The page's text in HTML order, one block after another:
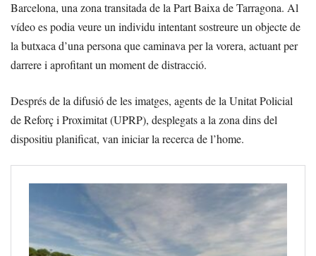
Barcelona, una zona transitada de la Part Baixa de Tarragona. Al
vídeo es podia veure un individu intentant sostreure un objecte de
la butxaca d’una persona que caminava per la vorera, actuant per
darrere i aprofitant un moment de distracció.
Després de la difusió de les imatges, agents de la Unitat Policial
de Reforç i Proximitat (UPRP), desplegats a la zona dins del
dispositiu planificat, van iniciar la recerca de l’home.